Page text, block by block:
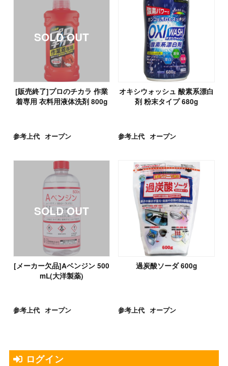
[販売終了]プロのチカラ 作業
着専用 衣料用液体洗剤 800g
参考上代 オープン
オキシウォッシュ 酸素系漂白
剤 粉末タイプ 680g
参考上代 オープン
[メーカー欠品]Aベンジン 500
mL(大洋製薬)
参考上代 オープン
過炭酸ソーダ 600g
参考上代 オープン
ログイン